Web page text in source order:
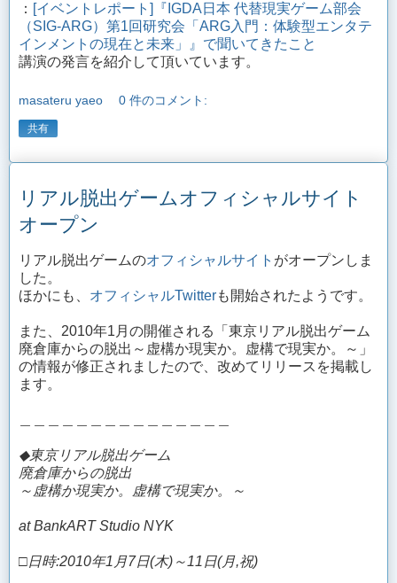
： [イベントレポート]『IGDA日本 代替現実ゲーム部会
（SIG-ARG）第1回研究会「ARG入門：体験型エンタテ
インメントの現在と未来」』で聞いてきたこと
講演の発言を紹介して頂いています。
masateru yaeo 0 件のコメント:
共有
リアル脱出ゲームオフィシャルサイト
オープン
リアル脱出ゲームのオフィシャルサイト がオープンしま
した。
ほかにも、 オフィシャルTwitterも開始されたようです。
また、2010年1月の開催される「東京リアル脱出ゲーム
廃倉庫からの脱出～虚構か現実か。虚構で現実か。～」
の情報が修正されましたので、改めてリリースを掲載し
ます。
◆東京リアル脱出ゲーム
廃倉庫からの脱出
～虚構か現実か。虚構で現実か。～
at BankART Studio NYK
□日時:2010年1月7日(木)～11日(月,祝)